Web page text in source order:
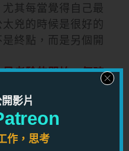
其每當覺得自己最
兇的時候是很好的
終點，而是另個開
考驗的開始，何時
最好的建議莫過於
了，就算未來有任
影片
作，思考